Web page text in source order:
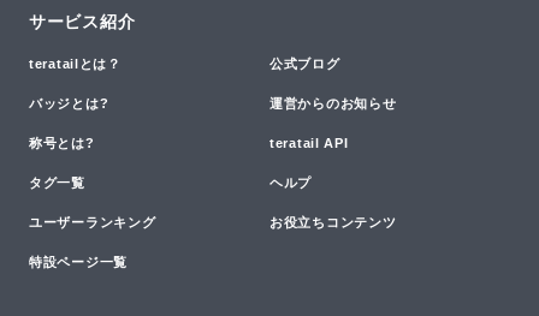
サービス紹介
teratailとは？ 公式ブログ
バッジとは? 運営からのお知らせ
称号とは? teratail API
タグ一覧 ヘルプ
ユーザーランキング お役立ちコンテンツ
特設ページ一覧